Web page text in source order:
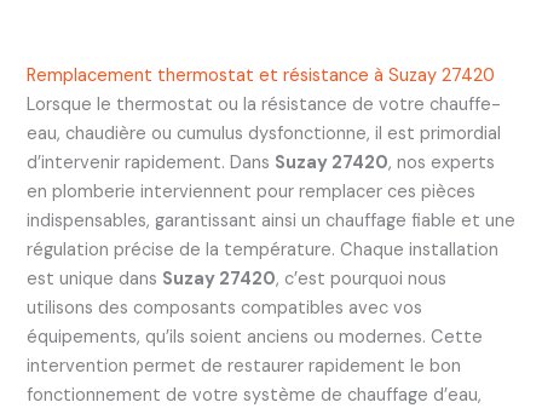
Remplacement thermostat et résistance à Suzay 27420
Lorsque le thermostat ou la résistance de votre chauffe-
eau, chaudière ou cumulus dysfonctionne, il est primordial
d’intervenir rapidement. Dans Suzay 27420, nos experts
en plomberie interviennent pour remplacer ces pièces
indispensables, garantissant ainsi un chauffage fiable et une
régulation précise de la température. Chaque installation
est unique dans Suzay 27420, c’est pourquoi nous
utilisons des composants compatibles avec vos
équipements, qu’ils soient anciens ou modernes. Cette
intervention permet de restaurer rapidement le bon
fonctionnement de votre système de chauffage d’eau,